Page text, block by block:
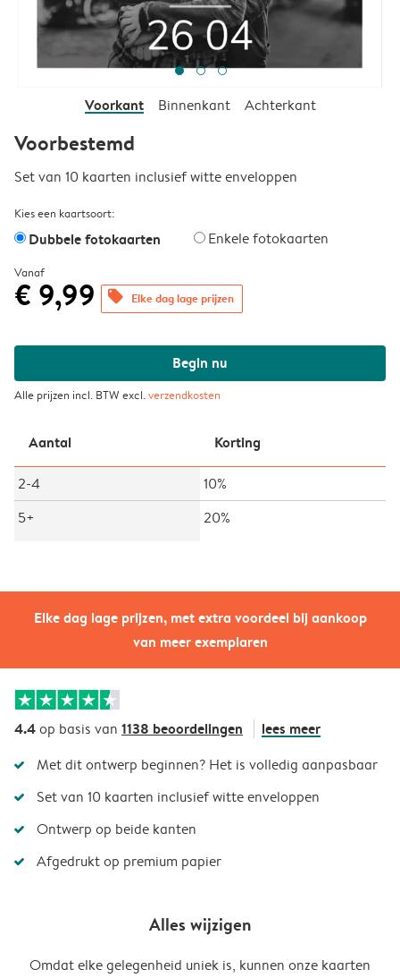
Elke dag lage prijzen, met extra voordeel bij aankoop
van meer exemplaren
Voorkant Binnenkant Achterkant
Voorbestemd
Set van 10 kaarten inclusief witte enveloppen
Kies een kaartsoort:
Dubbele fotokaarten Enkele fotokaarten
Vanaf
€ 9,99 offers Elke dag lage prijzen
Begin nu
Alle prijzen incl. BTW excl.verzendkosten
Aantal Korting
2-4
10%
5+
20%
4.4op basis van 1138 beoordelingen lees meer
Met dit ontwerp beginnen? Het is volledig aanpasbaar
Set van 10 kaarten inclusief witte enveloppen
Ontwerp op beide kanten
Afgedrukt op premium papier
Alles wijzigen
Omdat elke gelegenheid uniek is, kunnen onze kaarten